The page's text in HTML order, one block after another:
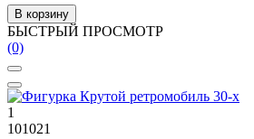
В корзину
БЫСТРЫЙ ПРОСМОТР
(0)
1
101021